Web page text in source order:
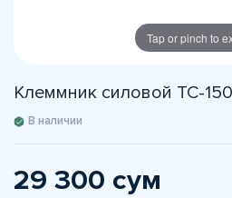
Tap or pinch to
Клеммник силовой TC-
В наличии
29 300 сум